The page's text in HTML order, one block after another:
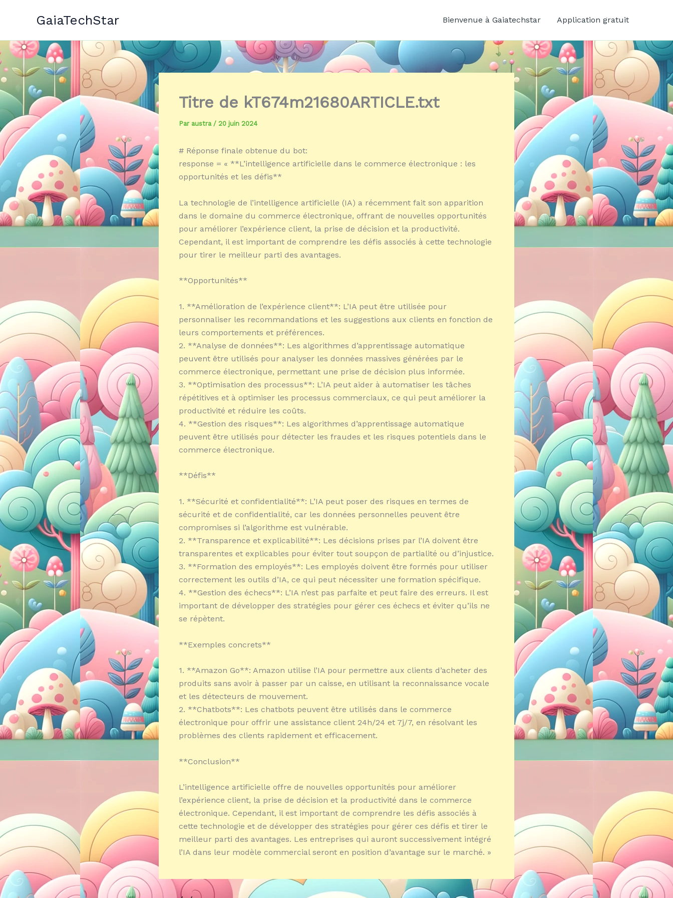
GaiaTechStar Bienvenue à Gaiatechstar Application gratuit
Titre de kT674m21680ARTICLE.txt
Par austra / 20 juin 2024
# Réponse finale obtenue du bot:
response = « **L’intelligence artificielle dans le commerce électronique : les
opportunités et les défis**
La technologie de l’intelligence artificielle (IA) a récemment fait son apparition
dans le domaine du commerce électronique, offrant de nouvelles opportunités
pour améliorer l’expérience client, la prise de décision et la productivité.
Cependant, il est important de comprendre les défis associés à cette technologie
pour tirer le meilleur parti des avantages.
**Opportunités**
1. **Amélioration de l’expérience client**: L’IA peut être utilisée pour
personnaliser les recommandations et les suggestions aux clients en fonction de
leurs comportements et préférences.
2. **Analyse de données**: Les algorithmes d’apprentissage automatique
peuvent être utilisés pour analyser les données massives générées par le
commerce électronique, permettant une prise de décision plus informée.
3. **Optimisation des processus**: L’IA peut aider à automatiser les tâches
répétitives et à optimiser les processus commerciaux, ce qui peut améliorer la
productivité et réduire les coûts.
4. **Gestion des risques**: Les algorithmes d’apprentissage automatique
peuvent être utilisés pour détecter les fraudes et les risques potentiels dans le
commerce électronique.
**Défis**
1. **Sécurité et confidentialité**: L’IA peut poser des risques en termes de
sécurité et de confidentialité, car les données personnelles peuvent être
compromises si l’algorithme est vulnérable.
2. **Transparence et explicabilité**: Les décisions prises par l’IA doivent être
transparentes et explicables pour éviter tout soupçon de partialité ou d’injustice.
3. **Formation des employés**: Les employés doivent être formés pour utiliser
correctement les outils d’IA, ce qui peut nécessiter une formation spécifique.
4. **Gestion des échecs**: L’IA n’est pas parfaite et peut faire des erreurs. Il est
important de développer des stratégies pour gérer ces échecs et éviter qu’ils ne
se répètent.
**Exemples concrets**
1. **Amazon Go**: Amazon utilise l’IA pour permettre aux clients d’acheter des
produits sans avoir à passer par un caisse, en utilisant la reconnaissance vocale
et les détecteurs de mouvement.
2. **Chatbots**: Les chatbots peuvent être utilisés dans le commerce
électronique pour offrir une assistance client 24h/24 et 7j/7, en résolvant les
problèmes des clients rapidement et efficacement.
**Conclusion**
L’intelligence artificielle offre de nouvelles opportunités pour améliorer
l’expérience client, la prise de décision et la productivité dans le commerce
électronique. Cependant, il est important de comprendre les défis associés à
cette technologie et de développer des stratégies pour gérer ces défis et tirer le
meilleur parti des avantages. Les entreprises qui auront successivement intégré
l’IA dans leur modèle commercial seront en position d’avantage sur le marché. »